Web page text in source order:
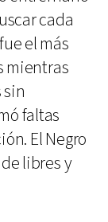
cada
el más
mientras
faltas
El Negro
libres y